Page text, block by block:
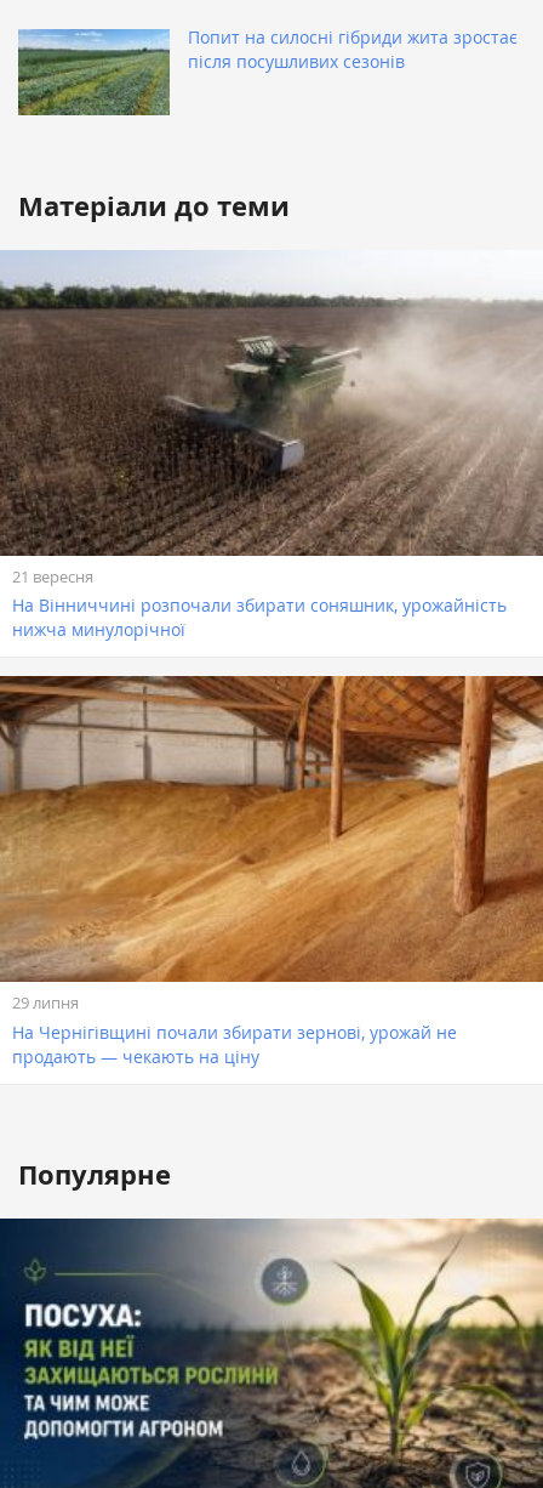
Попит на силосні гібриди жита зростає
після посушливих сезонів
Матеріали до теми
21 вересня
На Вінниччині розпочали збирати соняшник, урожайність
нижча минулорічної
29 липня
На Чернігівщині почали збирати зернові, урожай не
продають — чекають на ціну
Популярне